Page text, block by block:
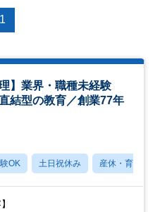
1
】業界・職種未経験
結型の教育／創業77年
OK 土日祝休み 産休・育休あり